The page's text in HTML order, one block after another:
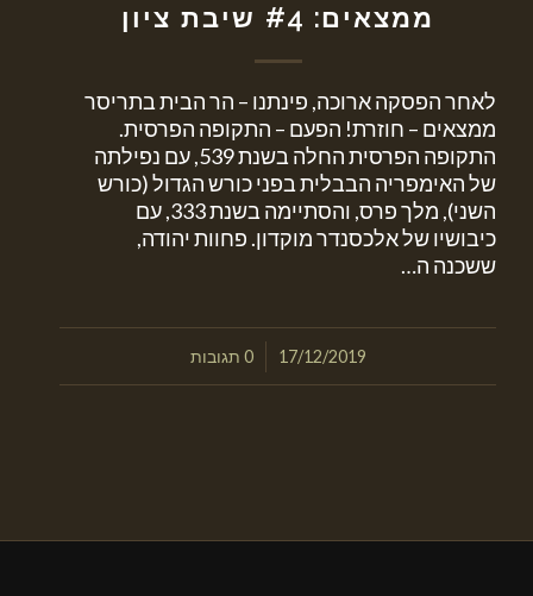
ממצאים: #4 שיבת ציון
לאחר הפסקה ארוכה, פינתנו – הר הבית בתריסר
ממצאים – חוזרת! הפעם – התקופה הפרסית.
התקופה הפרסית החלה בשנת 539, עם נפילתה
של האימפריה הבבלית בפני כורש הגדול (כורש
השני), מלך פרס, והסתיימה בשנת 333, עם
כיבושיו של אלכסנדר מוקדון. פחוות יהודה,
ששכנה ה…
17/12/2019
/ 0 תגובות